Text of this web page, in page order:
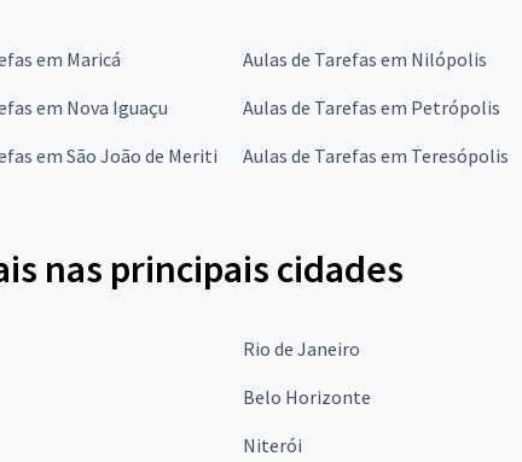
em Maricá Aulas de Tarefas em Nilópolis
em Nova Iguaçu Aulas de Tarefas em Petrópolis
em São João de Meriti Aulas de Tarefas em Teresópolis
nas principais cidades
Rio de Janeiro
Belo Horizonte
Niterói